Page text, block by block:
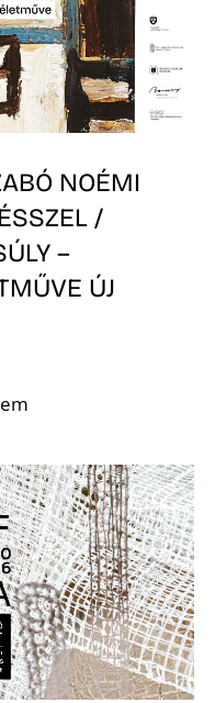
NOÉMI
/
–
ÚJ